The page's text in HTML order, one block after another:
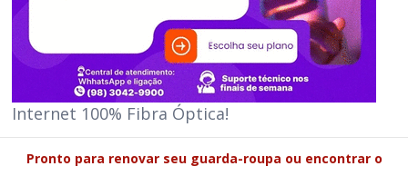
Internet 100% Fibra Óptica!
Pronto para renovar seu guarda-roupa ou encontrar o